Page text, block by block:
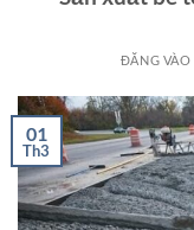
ĐĂNG VÀO
01
Th3